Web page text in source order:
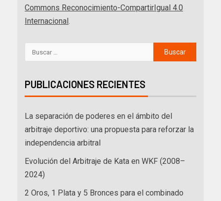
Commons Reconocimiento-CompartirIgual 4.0
Internacional .
PUBLICACIONES RECIENTES
La separación de poderes en el ámbito del
arbitraje deportivo: una propuesta para reforzar la
independencia arbitral
Evolución del Arbitraje de Kata en WKF (2008–
2024)
2 Oros, 1 Plata y 5 Bronces para el combinado